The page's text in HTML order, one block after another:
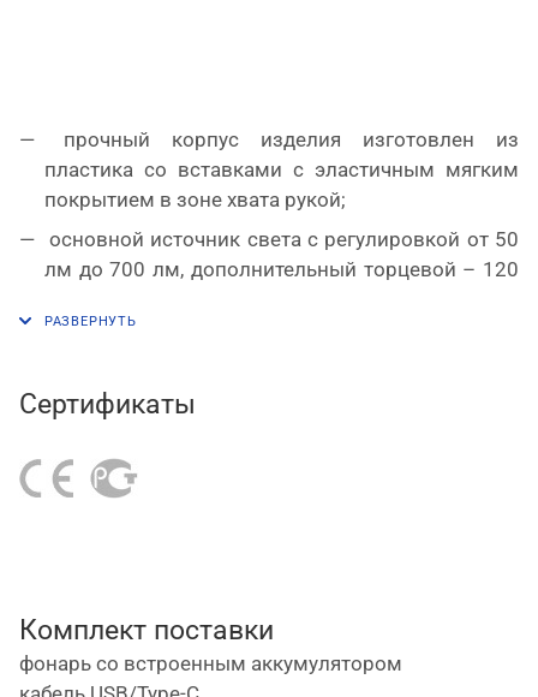
пластика со вставками с эластичным мягким
покрытием в зоне хвата рукой;
лм до 700 лм, дополнительный торцевой – 120
обеспечивает от 3 до 30 часов работы в
зарядка осуществляется через разъем Type-C
позволяют крепить его к металлическим
поверхностям и освобождают руки мастера при
Сертификаты
Комплект поставки
фонарь со встроенным аккумулятором